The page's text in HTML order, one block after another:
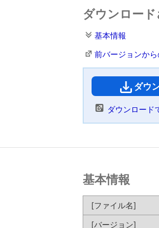
ダウンロー
基本情報
前バージョンか
ダウ
ダウンロード
基本情報
[ファイル名]
[バージョン]